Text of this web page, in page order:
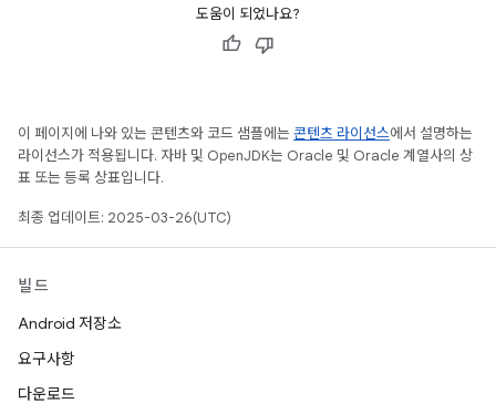
도움이 되었나요?
이 페이지에 나와 있는 콘텐츠와 코드 샘플에는 콘텐츠 라이선스에서 설명하는
라이선스가 적용됩니다. 자바 및 OpenJDK는 Oracle 및 Oracle 계열사의 상
표 또는 등록 상표입니다.
최종 업데이트: 2025-03-26(UTC)
빌드
Android 저장소
요구사항
다운로드